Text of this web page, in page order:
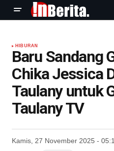
HIBURAN
Baru Sandang
Chika Jessica
Taulany untuk
Taulany TV
Kamis, 27 November 2025 -